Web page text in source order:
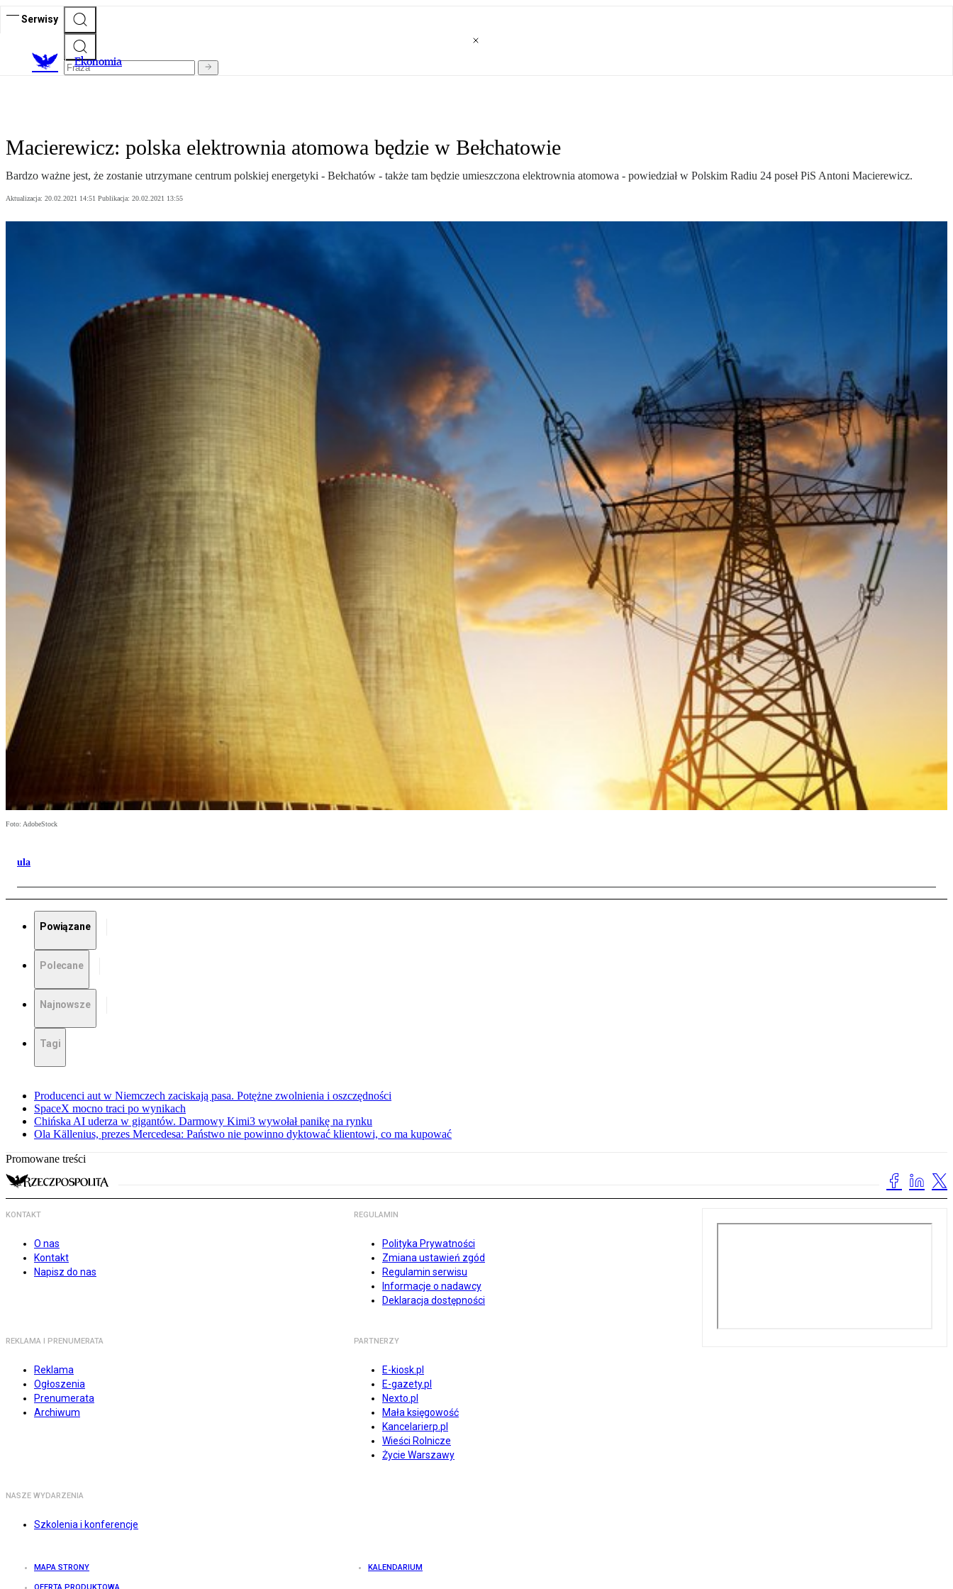
Serwisy
Ekonomia
Macierewicz: polska elektrownia atomowa będzie w Bełchatowie
Bardzo ważne jest, że zostanie utrzymane centrum polskiej energetyki - Bełchatów - także tam będzie umieszczona elektrownia atomowa - powiedział w Polskim Radiu 24 poseł PiS Antoni Macierewicz.
Aktualizacja: 20.02.2021 14:51 Publikacja: 20.02.2021 13:55
Foto: AdobeStock
ula
Powiązane
Polecane
Najnowsze
Tagi
Producenci aut w Niemczech zaciskają pasa. Potężne zwolnienia i oszczędności
SpaceX mocno traci po wynikach
Chińska AI uderza w gigantów. Darmowy Kimi3 wywołał panikę na rynku
Ola Källenius, prezes Mercedesa: Państwo nie powinno dyktować klientowi, co ma kupować
Promowane treści
KONTAKT
O nas
Kontakt
Napisz do nas
REGULAMIN
Polityka Prywatności
Zmiana ustawień zgód
Regulamin serwisu
Informacje o nadawcy
Deklaracja dostępności
REKLAMA I PRENUMERATA
Reklama
Ogłoszenia
Prenumerata
Archiwum
PARTNERZY
E-kiosk.pl
E-gazety.pl
Nexto.pl
Mała księgowość
Kancelarierp.pl
Wieści Rolnicze
Życie Warszawy
NASZE WYDARZENIA
Szkolenia i konferencje
MAPA STRONY KALENDARIUM